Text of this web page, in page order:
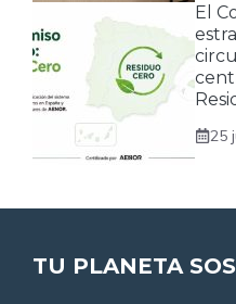
El
25
TU PLANETA